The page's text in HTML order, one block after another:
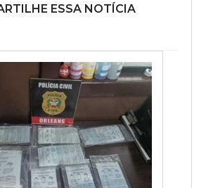
ESSA NOTÍCIA